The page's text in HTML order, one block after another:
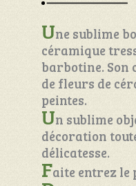
Une sublime
céramique
barbotine. Son
de fleurs de
peintes.
Un sublime
décoration
délicatesse.
Faite entrez le